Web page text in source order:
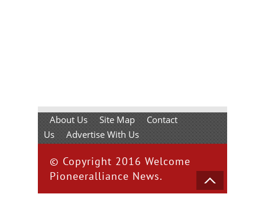
About Us Site Map
Contact
Us
Advertise With Us
© Copyright 2016 Welcome
Pioneeralliance News.